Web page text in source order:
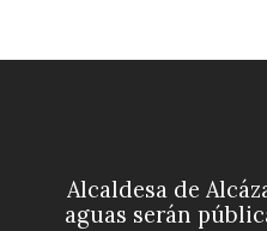
Alcaldesa de
aguas serán